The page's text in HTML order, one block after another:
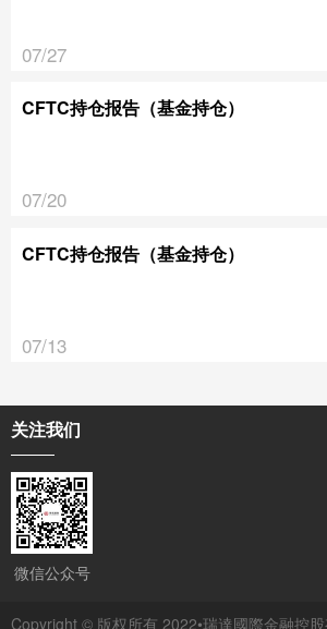
07/27
CFTC持仓报告（基金持仓）
07/20
CFTC持仓报告（基金持仓）
07/13
关注我们
微信公众号
Copyright © 版权所有 2022•瑞達國際金融控